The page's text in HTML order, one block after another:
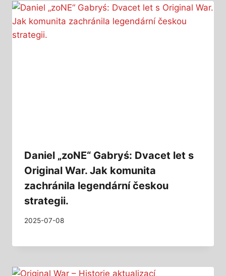
Daniel „zoNE“ Gabryś: Dvacet let s
Original War. Jak komunita
zachránila legendární českou
strategii.
2025-07-08